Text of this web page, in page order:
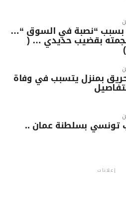
بسبب “نصبة في السوق “…
بقضيب حديدي … (
بمنزل يتسبب في وفاة
تونسي بسلطنة عمان ..
إعلانات